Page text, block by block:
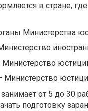
в стране,
Министерства
Министерство
Министерство
от 5 до 30
подготовку